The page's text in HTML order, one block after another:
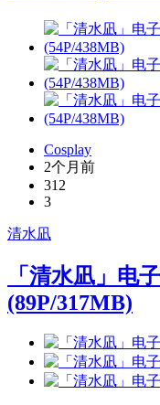
Cosplay
2个月前
312
3
清水凪
「清水凪」电
(89P/317MB)